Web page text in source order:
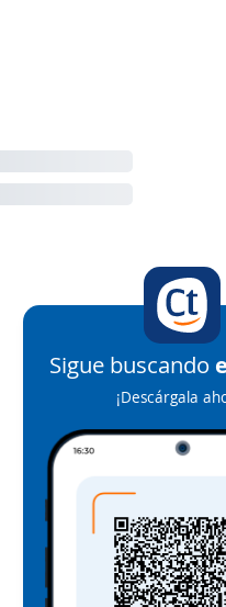
Sigue buscando
¡Descárgala